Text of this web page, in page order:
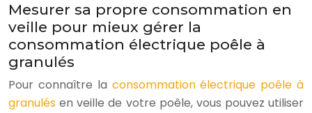
Mesurer sa propre consommation en
veille pour mieux gérer la
consommation électrique poêle à
granulés
Pour connaître la consommation électrique poêle à
granulésen veille de votre poêle, vous pouvez utiliser